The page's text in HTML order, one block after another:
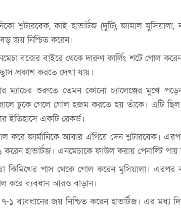
শ্লটারবেক, কাই হাভার্টজ (দুটি), জামাল মুসিয়ালা,
জয় নিশ্চিত করেন।
বক্সের বাইরে থেকে দারুণ কার্লিং শটে গোল
প্রকাশ করতে দেখা যায়।
ম্যাচের শুরুতে তেমন কোনো চ্যালেঞ্জের মুখে
ঢুকে গেলে গোল হজম করতে হয় তাঁকে। এটি ছিল
ইতিহাসে একটি রেকর্ড।
করে জার্মানিকে আবার এগিয়ে দেন শ্লটারবেক।
হাভার্টজ। এনমেচাকে ফাউল করায় পেনাল্টি পায়
কিমিখের পাস থেকে গোল করেন মুসিয়ালা। এরপর
করে ব্যবধান আরও বাড়ান।
১ ব্যবধানের জয় নিশ্চিত করেন হাভার্টজ। এর মধ্য